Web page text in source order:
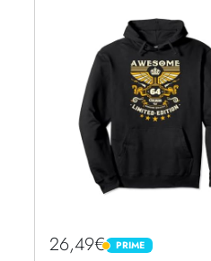
26,49€ PRIME
PRIME